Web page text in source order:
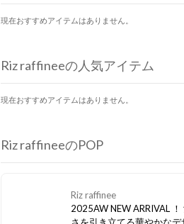
現在おすすめアイテムはありません。
Riz raffineeの人気アイテム
現在おすすめアイテムはありません。
Riz raffineeのPOP
Riz raffinee
2025AW NEW ARRIVAL ！
さを引き立てる華やかなデ